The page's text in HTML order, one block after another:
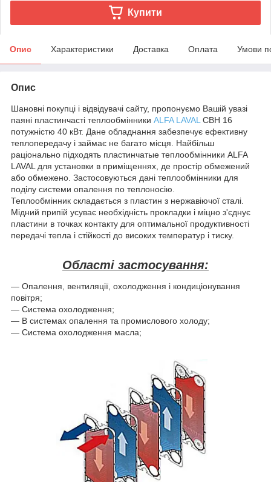
Купити
Опис Характеристики Доставка Оплата Умови
Опис
Шановні покупці і відвідувачі сайту, пропонуємо Вашій увазі
паяні пластинчасті теплообмінники ALFA LAVAL СВН 16
потужністю 40 кВт. Дане обладнання забезпечує ефективну
теплопередачу і займає не багато місця. Найбільш
раціонально підходять пластинчатые теплообмінники ALFA
LAVAL для установки в приміщеннях, де простір обмежений
або обмежено. Застосовуються дані теплообмінники для
поділу системи опалення по теплоносію.
Теплообмінник складається з пластин з нержавіючої сталі.
Мідний припій усуває необхідність прокладки і міцно з'єднує
пластини в точках контакту для оптимальної продуктивності
передачі тепла і стійкості до високих температур і тиску.
Області застосування:
― Опалення, вентиляції, охолодження і кондиціонування
повітря;
― Система охолодження;
― В системах опалення та промислового холоду;
― Система охолодження масла;